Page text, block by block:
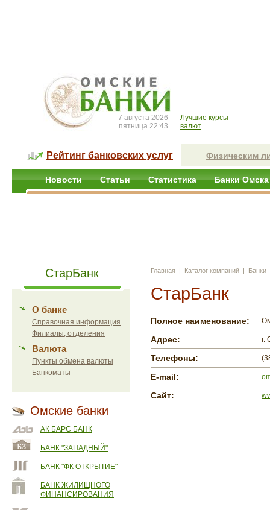
7 августа 2026
пятница 22:43
Лучшие курсы
валют
Рейтинг банковских услуг Физическим
Новости Статьи Статистика Банки Омска
СтарБанк
О банке
Справочная информация
Филиалы, отделения
Валюта
Пункты обмена валюты
Банкоматы
Омские банки
АК БАРС БАНК
БАНК "ЗАПАДНЫЙ"
БАНК "ФК ОТКРЫТИЕ"
БАНК ЖИЛИЩНОГО
ФИНАНСИРОВАНИЯ
Главная | Каталог компаний | Банки
СтарБанк
Полное наименование:
Адрес: г.
Телефоны:
E-mail:
Сайт: